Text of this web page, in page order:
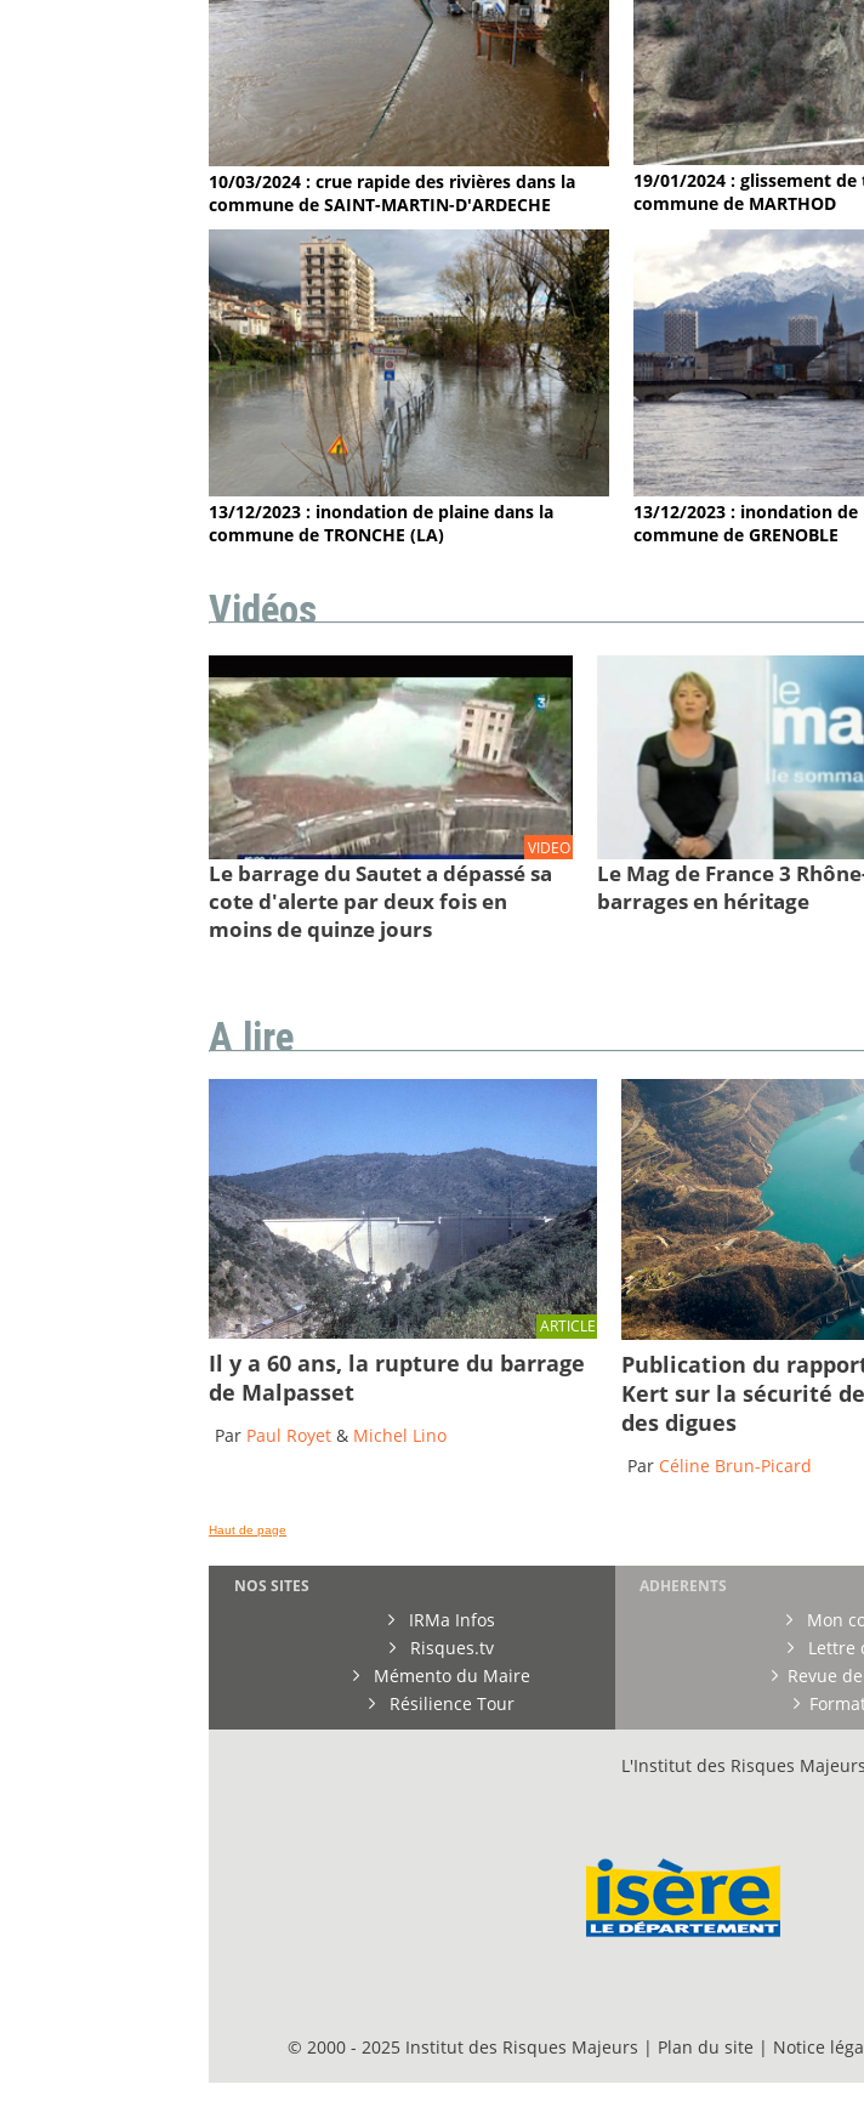
10/03/2024 : crue rapide des rivières dans la
commune de SAINT-MARTIN-D'ARDECHE
19/01/2024 : glissement
commune de MARTHOD
13/12/2023 : inondation de plaine dans la
commune de TRONCHE (LA)
13/12/2023 : inondation de
commune de GRENOBLE
Vidéos
VIDEO
Le barrage du Sautet a dépassé sa
cote d'alerte par deux fois en
moins de quinze jours
Le Mag de France 3
barrages en héritage
A lire
ARTICLE
Il y a 60 ans, la rupture du barrage
de Malpasset
Par Paul Royet & Michel Lino
Publication du
Kert sur la sécurité
des digues
Par Céline Brun-Picard
Haut de page
NOS SITES
IRMa Infos
Risques.tv
Mémento du Maire
Résilience Tour
ADHERENTS
Mon
Lettre
Revue
L'Institut des Risques
© 2000 - 2025 Institut des Risques Majeurs | Plan du site | Notice